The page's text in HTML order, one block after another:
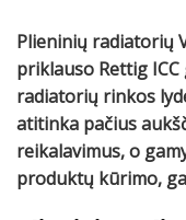
Plieninių radiatorių
priklauso Rettig
radiatorių rinkos
atitinka pačius
reikalavimus, o
produktų kūrimo,